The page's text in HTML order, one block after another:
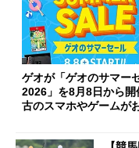
ゲオが「ゲオのサマー
2026」を8月8日から開
古のスマホやゲームが